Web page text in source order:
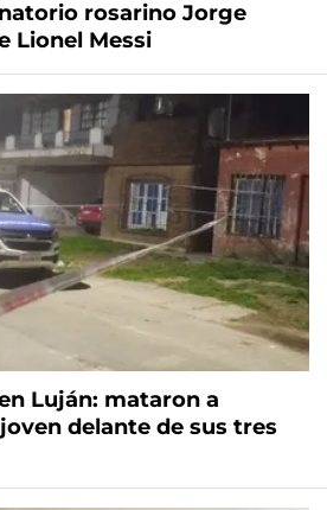
rosarino Jorge
Lionel Messi
Luján: mataron a
delante de sus tres